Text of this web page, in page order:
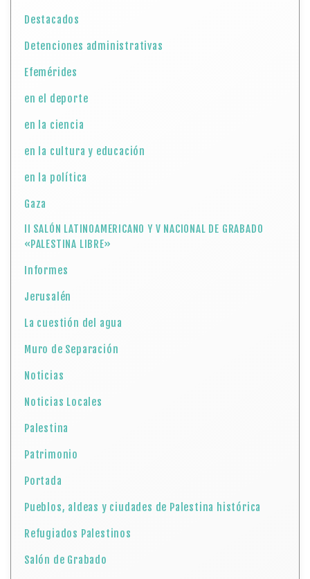
Destacados
Detenciones administrativas
Efemérides
en el deporte
en la ciencia
en la cultura y educación
en la política
Gaza
II SALÓN LATINOAMERICANO Y V NACIONAL DE GRABADO
«PALESTINA LIBRE»
Informes
Jerusalén
La cuestión del agua
Muro de Separación
Noticias
Noticias Locales
Palestina
Patrimonio
Portada
Pueblos, aldeas y ciudades de Palestina histórica
Refugiados Palestinos
Salón de Grabado